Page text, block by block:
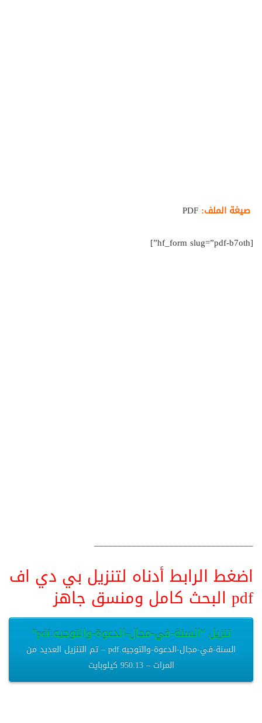
صيغة الملف:
[hf_form slug=”pdf-b7oth”]
__________________________________
اضغط الرابط أدناه لتنزيل بي دي اف
pdf البحث كامل ومنسق جاهز
تنزيل “السنة-في-مجال-الدعوة-والتوجيه.pdf”
السنة-في-مجال-الدعوة-والتوجيه.pdf – تم التنزيل العديد من
المرات – 950.13 كيلوبايت